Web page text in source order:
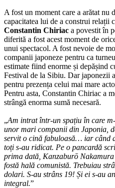
A fost un moment care a arătat nu
capacitatea lui de a construi relații
Constantin Chiriac a povestit în
diferită a fost acest moment de
unui spectacol. A fost nevoie de
companii japoneze pentru ca
estimate fiind enorme și depășind
Festival de la Sibiu. Dar japonezii
pentru prezența celui mai mare
Pentru asta, Constantin Chiriac a
strângă enorma sumă necesară.
„Am intrat într-un spațiu în care
unor mari companii din Japonia,
servit o cină fabuloasă… iar când
toți s-au ridicat. Pe o pancardă
prima dată, Kanzaburō
fostă hală comunistă. Trebuiau
dolari. S-au strâns 19! Și ei s-au
integral.”